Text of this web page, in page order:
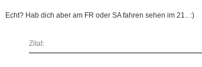
Echt? Hab dich aber am FR oder SA fahren sehen im 21.. :)
Zitat: